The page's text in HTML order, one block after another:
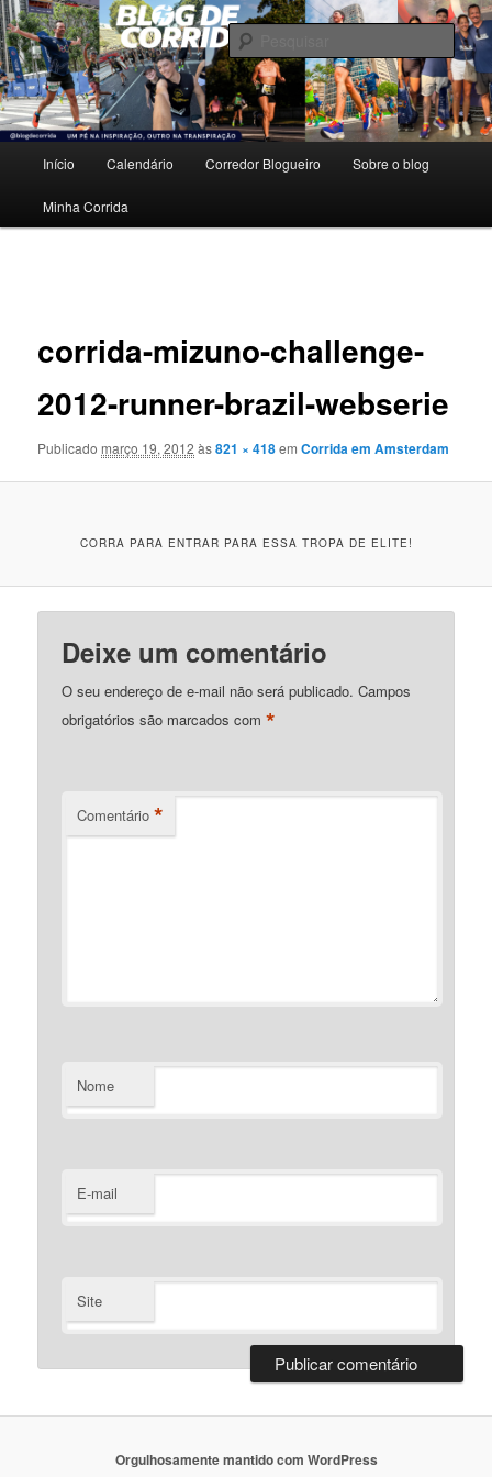
Pular
para
o
conteúdo
principalBlog de Corrida
Um pé na inspiração, outro na transpiração.
principal
Início Calendário Corredor Blogueiro Sobre o blog
Minha Corrida
corrida-mizuno-challenge-
2012-runner-brazil-webserie
Publicadomarço 19, 2012 às821 × 418emCorrida em Amsterdam
CORRA PARA ENTRAR PARA ESSA TROPA DE ELITE!
Deixe um comentário
O seu endereço de e-mail não será publicado. Campos
obrigatórios são marcados com*
Comentário *
Nome
E-mail
Site
Orgulhosamente mantido com WordPress